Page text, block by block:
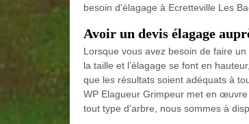
besoin d'élagage à Ecretteville Les
Avoir un devis élagage
Lorsque vous avez besoin de faire
la taille et l’élagage se font en
que les résultats soient adéquats à
WP Elagueur Grimpeur met en
tout type d’arbre, nous sommes à